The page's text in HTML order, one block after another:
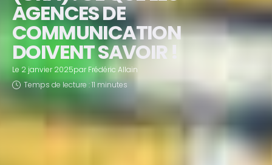
AGENCES DE
COMMUNICATION
DOIVENT SAVOIR !
Le 2 janvier 2025par Frédéric Allain
Temps de lecture : 11 minutes